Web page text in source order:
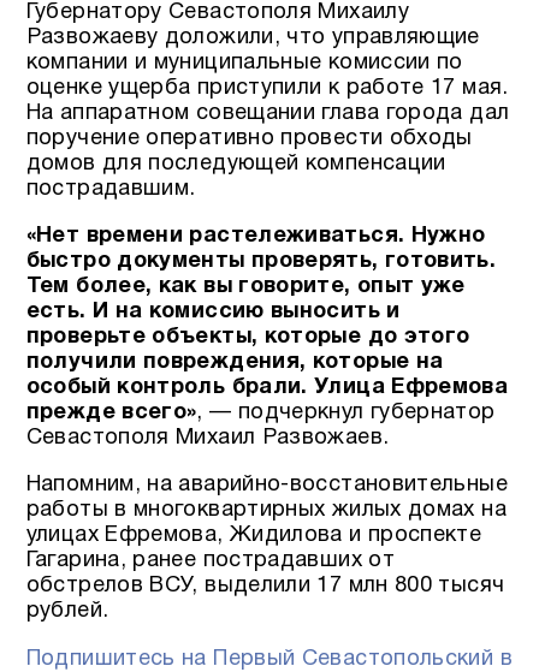
Губернатору Севастополя Михаилу
Развожаеву доложили, что управляющие
компании и муниципальные комиссии по
оценке ущерба приступили к работе 17 мая.
На аппаратном совещании глава города дал
поручение оперативно провести обходы
домов для последующей компенсации
пострадавшим.
«Нет времени растележиваться. Нужно
быстро документы проверять, готовить.
Тем более, как вы говорите, опыт уже
есть. И на комиссию выносить и
проверьте объекты, которые до этого
получили повреждения, которые на
особый контроль брали. Улица Ефремова
прежде всего», — подчеркнул губернатор
Севастополя Михаил Развожаев.
Напомним, на аварийно-восстановительные
работы в многоквартирных жилых домах на
улицах Ефремова, Жидилова и проспекте
Гагарина, ранее пострадавших от
обстрелов ВСУ, выделили 17 млн 800 тысяч
рублей.
Подпишитесь на Первый Севастопольский в